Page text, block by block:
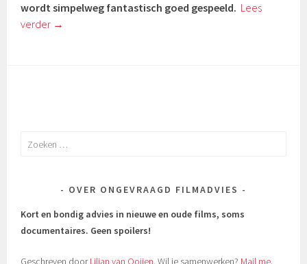
wordt simpelweg fantastisch goed gespeeld. Lees
verder →
Zoeken
OVER ONGEVRAAGD FILMADVIES
Kort en bondig advies in nieuwe en oude films, soms
documentaires. Geen spoilers!
Geschreven doorLilian van Ooijen. Wil je samenwerken? Mail me.